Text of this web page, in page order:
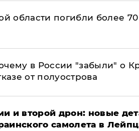
области погибли более
в России "забыли" о
от полуострова
и второй дрон: новые
самолета в